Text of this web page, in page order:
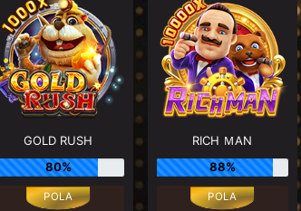
GOLD RUSH
80%
RICH ＭAN
88%